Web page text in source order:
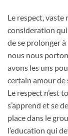
Le respect, vaste
consideration qui
de se prolonger à
nous nous
avons les uns
certain amour de
Le respect n’est
s’apprend et se
place dans le
l’education qui